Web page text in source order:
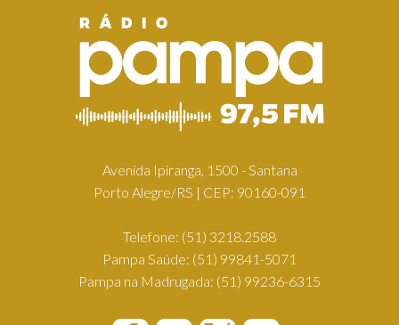
Avenida Ipiranga, 1500 - Santana
Porto Alegre/RS | CEP: 90160-091
Telefone: (51) 3218.2588
Pampa Saúde: (51) 99841-5071
Pampa na Madrugada: (51) 99236-6315